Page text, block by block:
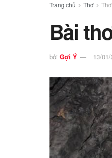
Trang chủ Thơ
Bài
bởi Gợi Ý 13/